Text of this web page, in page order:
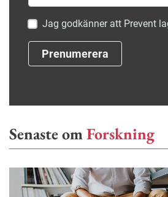
Jag godkänner att Prevent
Prenumerera
Senaste omForskning